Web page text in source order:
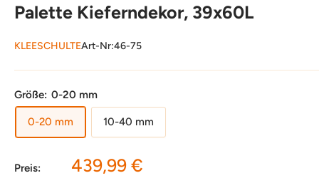
Palette Kieferndekor, 39x60L
KLEESCHULTEArt-Nr:46-75
Größe: 0-20 mm
0-20 mm 10-40 mm
Preis: Sonderpreis
439,99 €